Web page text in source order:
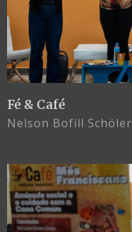
Fé & Café
Nelson Bofill Schöler